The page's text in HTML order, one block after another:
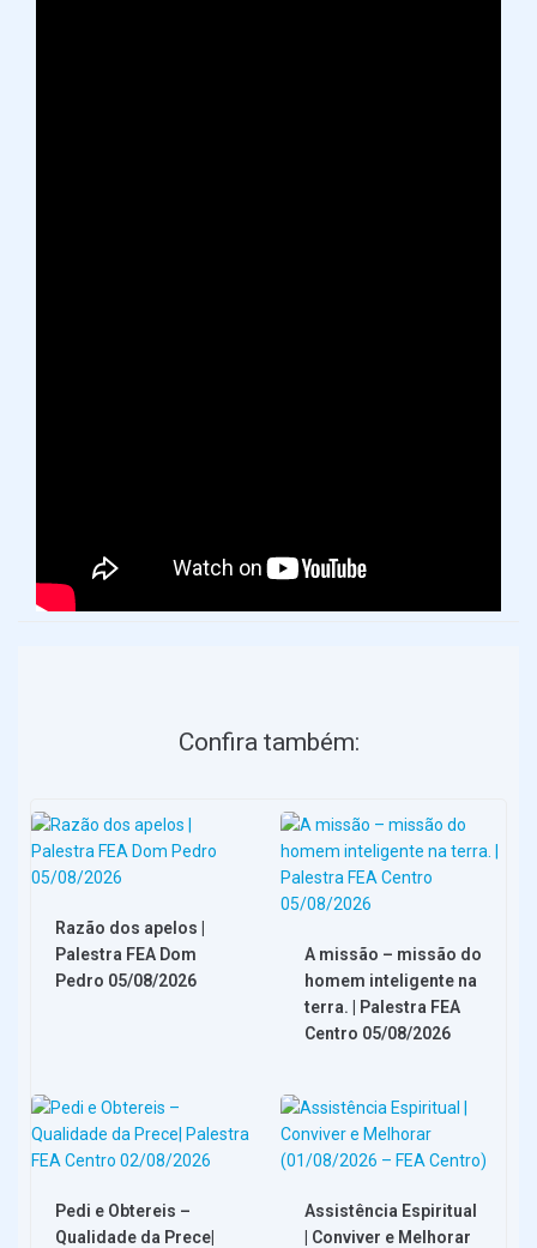
Confira também:
Razão dos apelos |
Palestra FEA Dom
Pedro 05/08/2026
A missão – missão do
homem inteligente na
terra. | Palestra FEA
Centro 05/08/2026
Pedi e Obtereis –
Qualidade da Prece|
Assistência Espiritual
| Conviver e Melhorar
Lembrar